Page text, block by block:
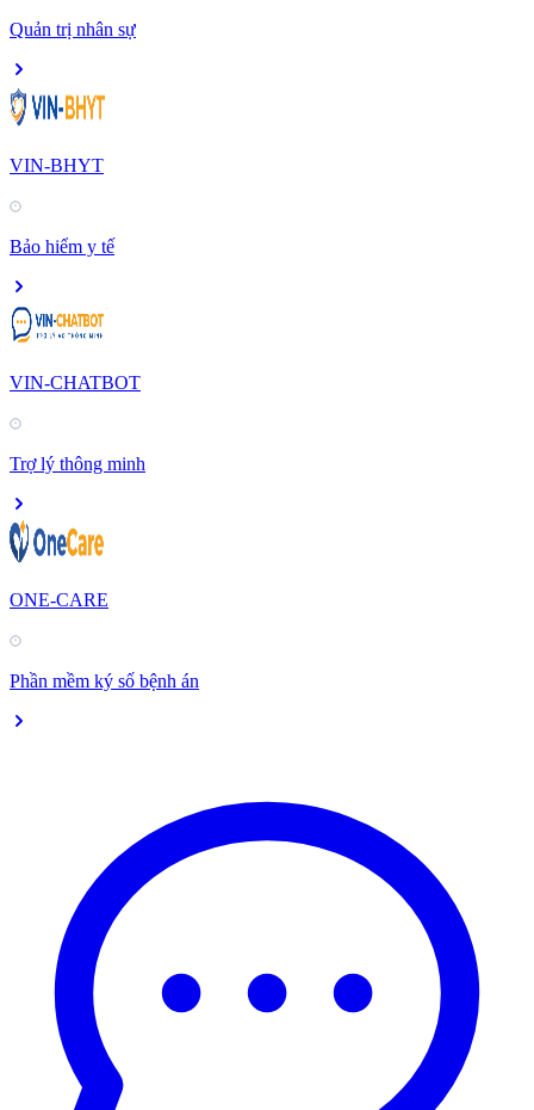
Quản trị nhân sự
VIN-BHYT
Bảo hiểm y tế
VIN-CHATBOT
Trợ lý thông minh
ONE-CARE
Phần mềm ký số bệnh án